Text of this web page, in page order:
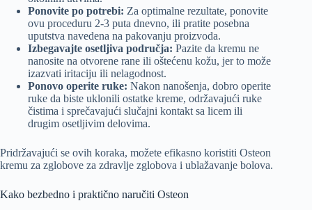
Ponovite po potrebi: Za optimalne rezultate, ponovite
ovu proceduru 2-3 puta dnevno, ili pratite posebna
uputstva navedena na pakovanju proizvoda.
Izbegavajte osetljiva područja: Pazite da kremu ne
nanosite na otvorene rane ili oštećenu kožu, jer to može
izazvati iritaciju ili nelagodnost.
Ponovo operite ruke: Nakon nanošenja, dobro operite
ruke da biste uklonili ostatke kreme, održavajući ruke
čistima i sprečavajući slučajni kontakt sa licem ili
drugim osetljivim delovima.
Pridržavajući se ovih koraka, možete efikasno koristiti Osteon
kremu za zglobove za zdravlje zglobova i ublažavanje bolova.
Kako bezbedno i praktično naručiti Osteon